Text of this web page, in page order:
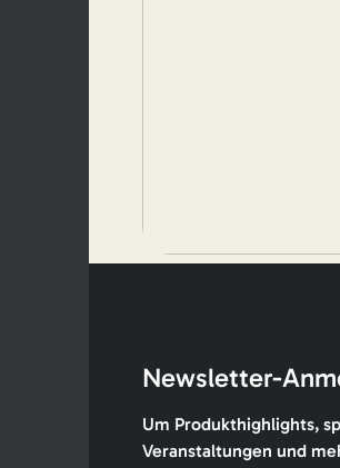
Newsletter-
Um Produkthighlights,
Veranstaltungen und